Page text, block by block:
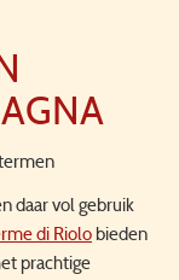
daar vol gebruik
di Riolo bieden
prachtige